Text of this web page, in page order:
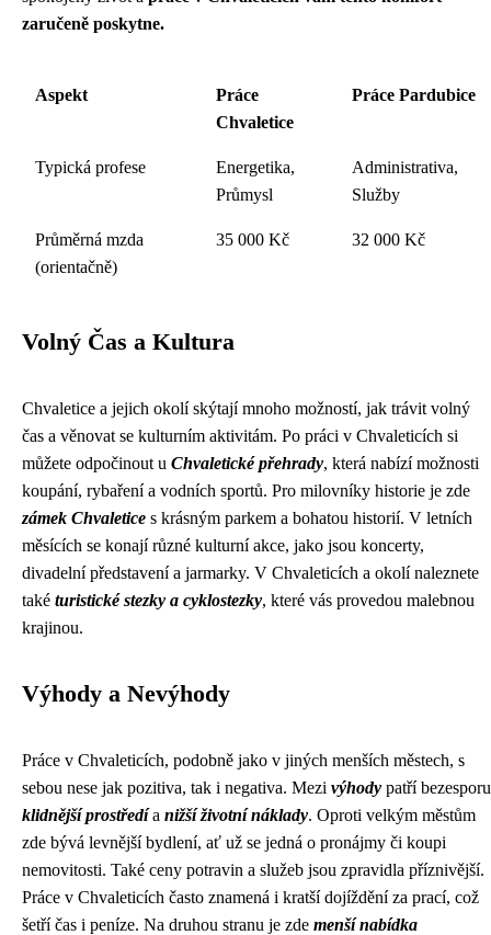
zaručeně poskytne.
Aspekt
Práce
Chvaletice
Práce Pardubice
Typická profese
Energetika,
Průmysl
Administrativa,
Služby
Průměrná mzda
(orientačně)
35 000 Kč 32 000 Kč
Volný Čas a Kultura
Chvaletice a jejich okolí skýtají mnoho možností, jak trávit volný
čas a věnovat se kulturním aktivitám. Po práci v Chvaleticích si
můžete odpočinout u Chvaletické přehrady, která nabízí možnosti
koupání, rybaření a vodních sportů. Pro milovníky historie je zde
zámek Chvaletice s krásným parkem a bohatou historií. V letních
měsících se konají různé kulturní akce, jako jsou koncerty,
divadelní představení a jarmarky. V Chvaleticích a okolí naleznete
také turistické stezky a cyklostezky, které vás provedou malebnou
krajinou.
Výhody a Nevýhody
Práce v Chvaleticích, podobně jako v jiných menších městech, s
sebou nese jak pozitiva, tak i negativa. Mezi výhody patří bezesporu
klidnější prostředía nižší životní náklady. Oproti velkým městům
zde bývá levnější bydlení, ať už se jedná o pronájmy či koupi
nemovitosti. Také ceny potravin a služeb jsou zpravidla příznivější.
Práce v Chvaleticích často znamená i kratší dojíždění za prací, což
šetří čas i peníze. Na druhou stranu je zde menší nabídka